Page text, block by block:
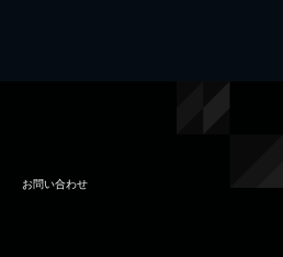
お問い合わせ